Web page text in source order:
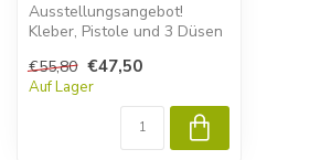
Ausstellungsangebot!
Kleber, Pistole und 3 Düsen
...
€55,80 €47,50
Auf Lager